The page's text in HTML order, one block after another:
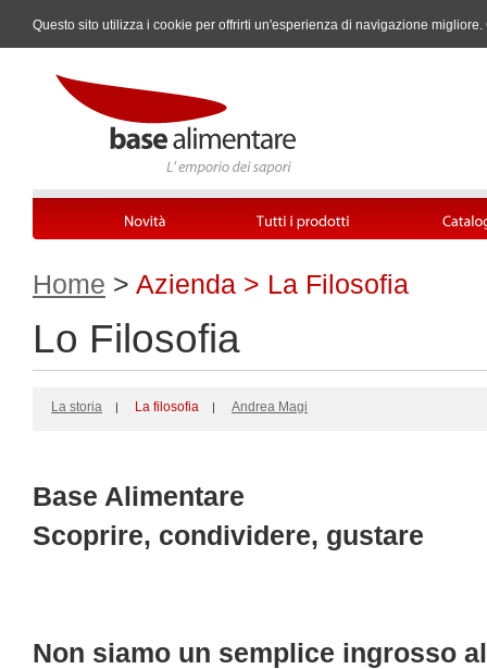
Questo sito utilizza i cookie per offrirti un'esperienza di navigazione
Home > Azienda > La Filosofia
Lo Filosofia
La storia | La filosofia | Andrea Magi
Base Alimentare
Scoprire, condividere, gustare
Non siamo un semplice ingrosso